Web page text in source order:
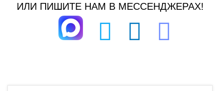
ИЛИ ПИШИТЕ НАМ В МЕССЕНДЖЕРАХ!